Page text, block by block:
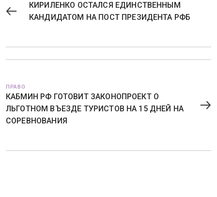
КИРИЛЕНКО ОСТАЛСЯ ЕДИНСТВЕННЫМ
КАНДИДАТОМ НА ПОСТ ПРЕЗИДЕНТА РФБ
ПРАВО
КАБМИН РФ ГОТОВИТ ЗАКОНОПРОЕКТ О
ЛЬГОТНОМ ВЪЕЗДЕ ТУРИСТОВ НА 15 ДНЕЙ НА
СОРЕВНОВАНИЯ